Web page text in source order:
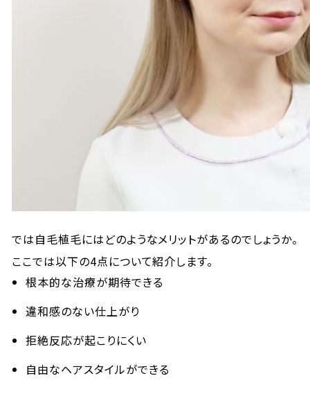
では自毛植毛にはどのようなメリットがあるのでしょうか。
ここでは以下の4点について紹介します。
根本的な治療が期待できる
違和感のない仕上がり
拒絶反応が起こりにくい
自由なヘアスタイルができる